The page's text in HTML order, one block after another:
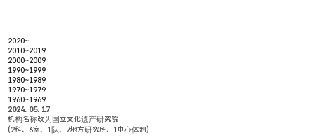
2020~
2010~2019
2000~2009
1990~1999
1980~1989
1970~1979
1960~1969
2024. 05. 17
机构名称改为国立文化遗产研究院
(2科、6室、1队、7地方研究所、1中心体制)